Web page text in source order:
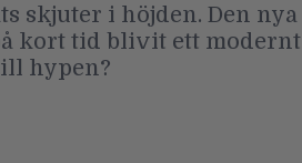
skjuter i höjden. Den nya
kort tid blivit ett modernt
hypen?